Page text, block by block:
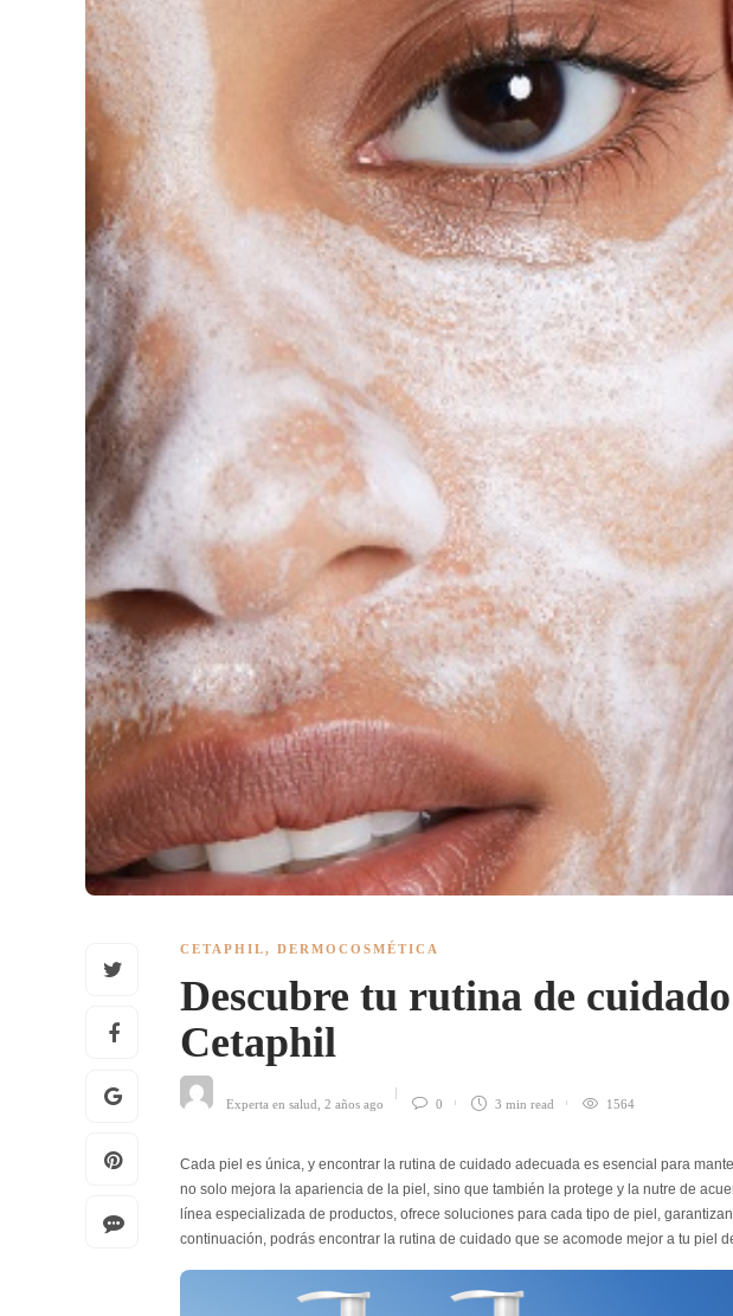
CETAPHIL, DERMOCOSMÉTICA
Descubre tu rutina de
Cetaphil
Experta en salud 2 años ago 0 3 min read 1564
Cada piel es única, y encontrar la rutina de cuidado adecuada es esencial para
no solo mejora la apariencia de la piel, sino que también la protege y la nutre de
línea especializada de productos, ofrece soluciones para cada tipo de piel,
continuación, podrás encontrar la rutina de cuidado que se acomode mejor a tu piel